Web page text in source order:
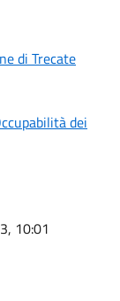
di Trecate
dei
10:01